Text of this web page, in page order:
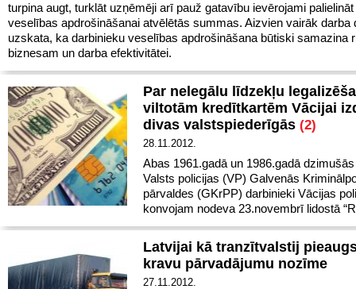
turpina augt, turklāt uzņēmēji arī pauž gatavību ievērojami
veselības apdrošināšanai atvēlētās summas. Aizvien vairāk darba
uzskata, ka darbinieku veselības apdrošināšana būtiski samazina
biznesam un darba efektivitātei.
Par nelegālu līdzekļu
viltotām kredītkartēm Vācijai
divas valstspiederīgās (2)
28.11.2012.
Abas 1961.gadā un 1986.gadā
Valsts policijas (VP) Galvenās
pārvaldes (GKrPP) darbinieki Vācijas
konvojam nodeva 23.novembrī lidostā
Latvijai kā tranzītvalstij
kravu pārvadājumu nozīme
27.11.2012.